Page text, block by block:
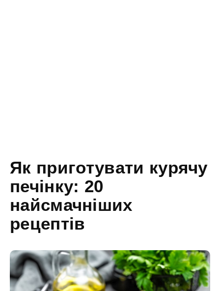
Як приготувати курячу
печінку: 20
найсмачніших
рецептів